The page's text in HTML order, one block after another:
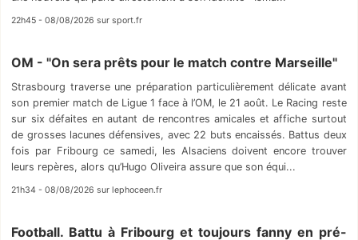
22h45 - 08/08/2026 sur sport.fr
OM - "On sera prêts pour le match contre Marseille"
Strasbourg traverse une préparation particulièrement délicate avant
son premier match de Ligue 1 face à l’OM, le 21 août. Le Racing reste
sur six défaites en autant de rencontres amicales et affiche surtout
de grosses lacunes défensives, avec 22 buts encaissés. Battus deux
fois par Fribourg ce samedi, les Alsaciens doivent encore trouver
leurs repères, alors qu’Hugo Oliveira assure que son équi...
21h34 - 08/08/2026 sur lephoceen.fr
Football. Battu à Fribourg et toujours fanny en pré-